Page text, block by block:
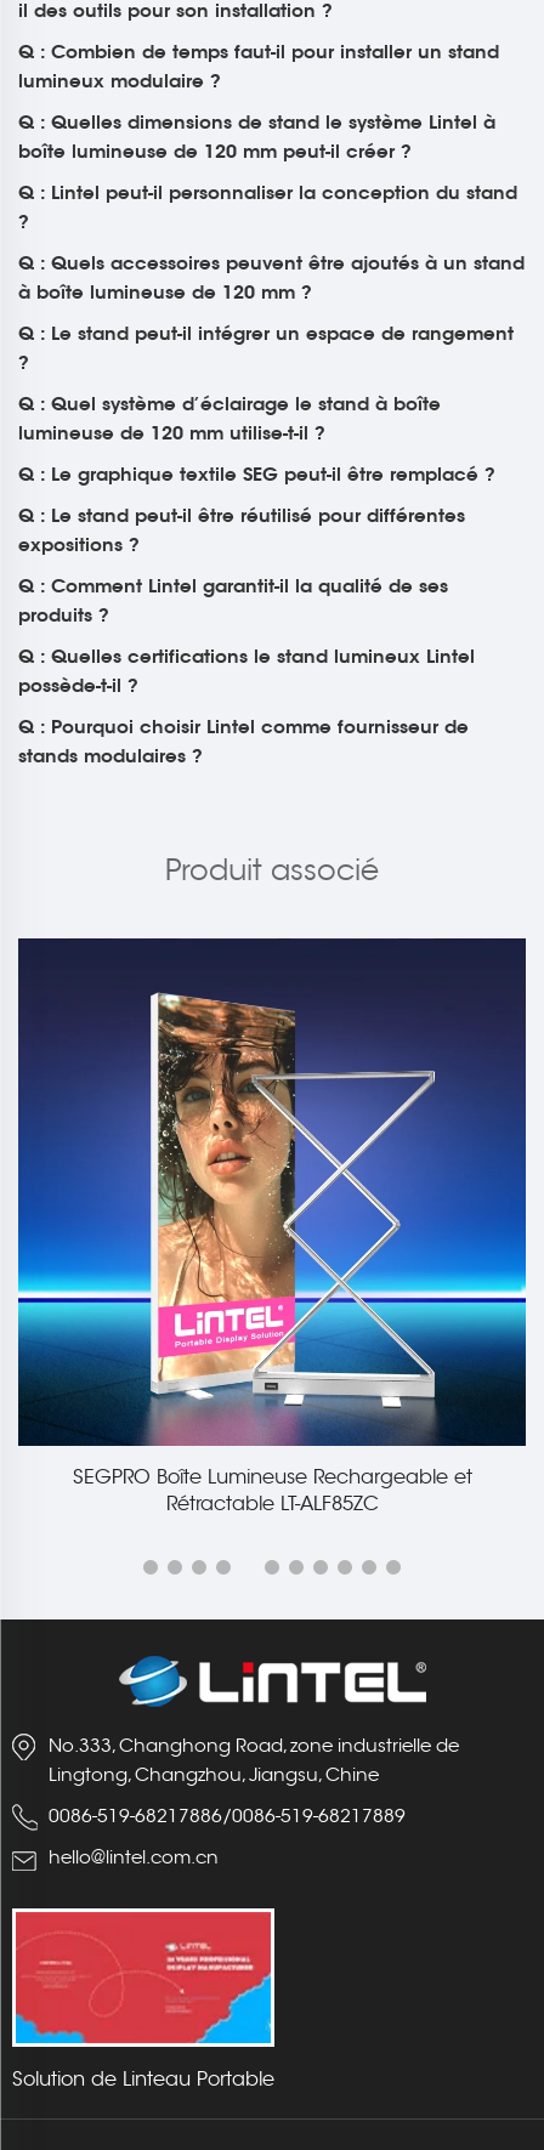
il des outils pour son installation ?
Q : Combien de temps faut-il pour installer un stand
lumineux modulaire ?
Q : Quelles dimensions de stand le système Lintel à
boîte lumineuse de 120 mm peut-il créer ?
Q : Lintel peut-il personnaliser la conception du stand
?
Q : Quels accessoires peuvent être ajoutés à un stand
à boîte lumineuse de 120 mm ?
Q : Le stand peut-il intégrer un espace de rangement
?
Q : Quel système d’éclairage le stand à boîte
lumineuse de 120 mm utilise-t-il ?
Q : Le graphique textile SEG peut-il être remplacé ?
Q : Le stand peut-il être réutilisé pour différentes
expositions ?
Q : Comment Lintel garantit-il la qualité de ses
produits ?
Q : Quelles certifications le stand lumineux Lintel
possède-t-il ?
Q : Pourquoi choisir Lintel comme fournisseur de
stands modulaires ?
Produit associé
SEGPRO Boîte Lumineuse Rechargeable et
Rétractable LT-ALF85ZC
No.333, Changhong Road, zone industrielle de
Lingtong, Changzhou, Jiangsu, Chine
0086-519-68217886/0086-519-68217889
hello@lintel.com.cn
Solution de Linteau Portable